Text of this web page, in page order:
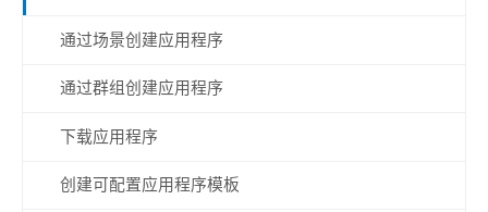
通过场景创建应用程序
通过群组创建应用程序
下载应用程序
创建可配置应用程序模板